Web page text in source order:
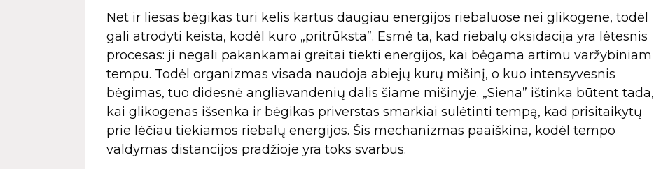
Net ir liesas bėgikas turi kelis kartus daugiau energijos riebaluose nei glikogene, todėl
gali atrodyti keista, kodėl kuro „pritrūksta”. Esmė ta, kad riebalų oksidacija yra lėtesnis
procesas: ji negali pakankamai greitai tiekti energijos, kai bėgama artimu varžybiniam
tempu. Todėl organizmas visada naudoja abiejų kurų mišinį, o kuo intensyvesnis
bėgimas, tuo didesnė angliavandenių dalis šiame mišinyje. „Siena” ištinka būtent tada,
kai glikogenas išsenka ir bėgikas priverstas smarkiai sulėtinti tempą, kad prisitaikytų
prie lėčiau tiekiamos riebalų energijos. Šis mechanizmas paaiškina, kodėl tempo
valdymas distancijos pradžioje yra toks svarbus.